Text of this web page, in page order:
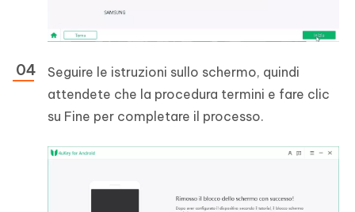
Seguire le istruzioni sullo schermo, quindi
attendete che la procedura termini e fare clic
su Fine per completare il processo.